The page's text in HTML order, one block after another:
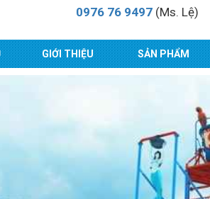
0976 76 9497(Ms. Lệ)
GIỚI THIỆU SẢN PHẨM